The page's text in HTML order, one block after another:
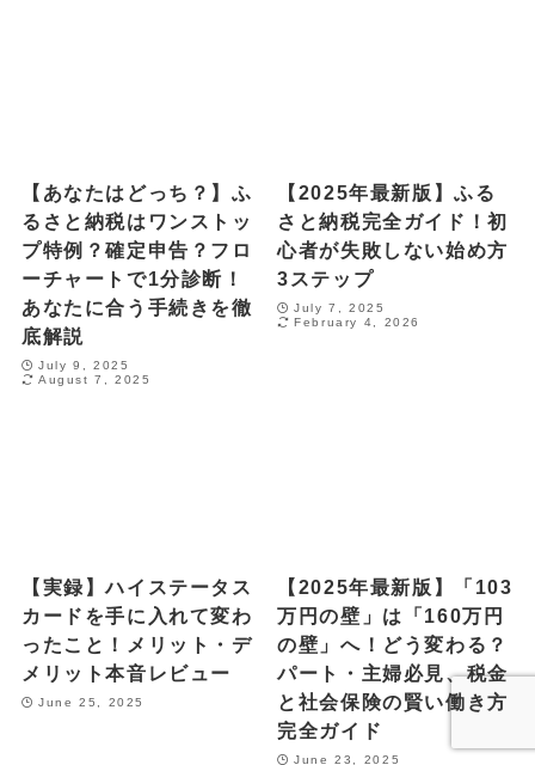
【あなたはどっち？】ふ
るさと納税はワンストッ
プ特例？確定申告？フロ
ーチャートで1分診断！
あなたに合う手続きを徹
底解説
July 9, 2025
August 7, 2025
【2025年最新版】ふる
さと納税完全ガイド！初
心者が失敗しない始め方
3ステップ
July 7, 2025
February 4, 2026
【実録】ハイステータス
カードを手に入れて変わ
ったこと！メリット・デ
メリット本音レビュー
June 25, 2025
【2025年最新版】「103
万円の壁」は「160万円
の壁」へ！どう変わる？
パート・主婦必見、税金
と社会保険の賢い働き方
完全ガイド
June 23, 2025